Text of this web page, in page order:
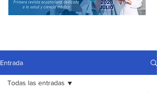
Entrada
Todas las entradas